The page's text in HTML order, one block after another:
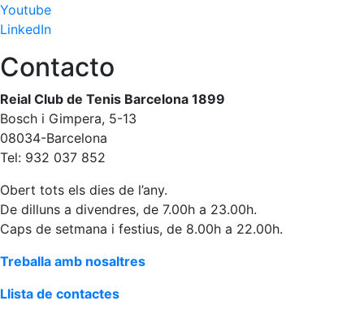
Patrocinadors
Avantatges
Publicitat a la
Revista
Vols ser
Patrocinador
del Club?
Notícies
Inscripcions
El
del
Youtube
LinkedIn
Contacto
Reial Club de Tenis Barcelona 1899
Bosch i Gimpera, 5-13
08034-Barcelona
Tel: 932 037 852
Obert tots els dies de l’any.
De dilluns a divendres, de 7.00h a 23.00h.
Caps de setmana i festius, de 8.00h a 22.00h.
Treballa amb nosaltres
Llista de contactes